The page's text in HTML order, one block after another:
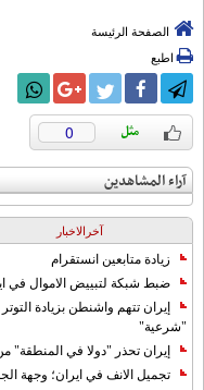
الصفحة الرئيسة
اطبع
0
آراء المشاهدين
آخرالاخبار
زيادة متابعين انستقرام
ضبط شبكة لتبييض الاموال في
إيران تتهم واشنطن بزيادة
"شرعية"
إيران تحذر "دولا في
تجميل الانف في ايران؛ وجهة